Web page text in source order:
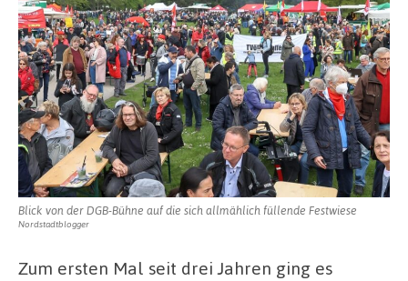
Zukunftsfonds
Ausbildung
Blick von der DGB-Bühne auf die sich allmählich füllende Festwiese
Nordstadtblogger
Zum ersten Mal seit drei Jahren ging es